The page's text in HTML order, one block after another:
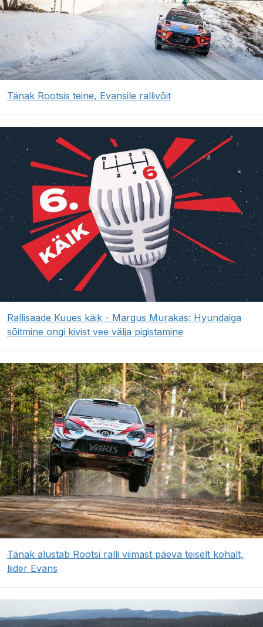
Tänak Rootsis teine, Evansile rallivõit
Rallisaade Kuues käik - Margus Murakas: Hyundaiga
sõitmine ongi kivist vee välja pigistamine
Tänak alustab Rootsi ralli viimast päeva teiselt kohalt,
liider Evans